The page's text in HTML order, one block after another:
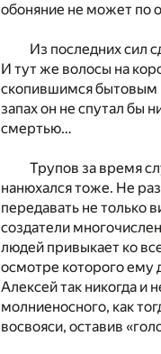
обоняние не может по
Из последних сил
И тут же волосы на
скопившимся бытовым
запах он не спутал бы
смертью…
Трупов за время
нанюхался тоже. Не
передавать не только
создатели
людей привыкает ко
осмотре которого ему
Алексей так никогда и
молниеносного, как
восвояси, оставив